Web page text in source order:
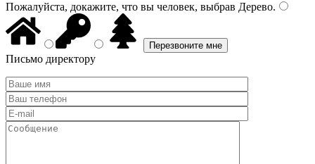
Пожалуйста, докажите, что вы человек, выбрав Дерево.
Письмо директору